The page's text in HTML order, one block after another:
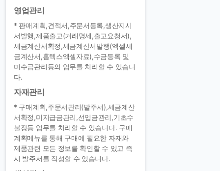
영업관리
* 판매계획,견적서,주문서등록,생산지시
서발행,제품출고(거래명세,출고요청서),
세금계산서확정,세금계산서발행(엑셀세
금계산서,홈텍스엑셀자료),수금등록 및
미수금관리등의 업무를 처리할 수 있습니
다.
자재관리
* 구매계획,주문서관리(발주서),세금계산
서확정,미지급금관리,선입금관리,기초수
불장등 업무를 처리할 수 있습니다. 구매
계획메뉴를 통해 구매에 필요한 자재와
제품관련 모든 정보를 확인할 수 있고 즉
시 발주서를 작성할 수 있습니다.